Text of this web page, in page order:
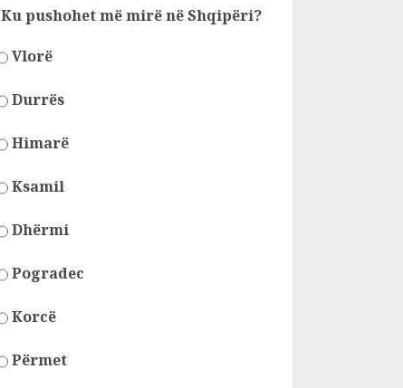
Ku pushohet më mirë në Shqipëri?
Vlorë
Durrës
Himarë
Ksamil
Dhërmi
Pogradec
Korcë
Përmet